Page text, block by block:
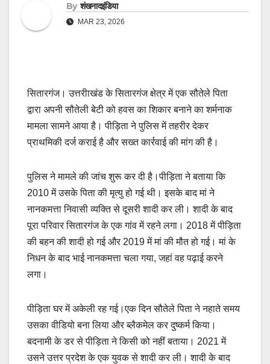
By शंखनादइंडिया
MAR 23, 2026
सितारगंज। उत्तरीाखंड के सितारगंज क्षेत्र में एक सौतेले पिता
द्वारा अपनी सौतेली बेटी को हवस का शिकार बनाने का शर्मनाक
मामला सामने आया है। पीड़िता ने पुलिस में तहरीर देकर
प्राथमिकी दर्ज कराई है और सख्त कार्रवाई की मांग की है।
पुलिस ने मामले की जांच शुरू कर दी है।पीड़िता ने बताया कि
2010 में उसके पिता की मृत्यु हो गई थी। इसके बाद मां ने
नानकमत्ता निवासी व्यक्ति से दूसरी शादी कर ली। शादी के बाद
पूरा परिवार सितारगंज के एक गांव में रहने लगा। 2018 में पीड़िता
की बहन की शादी हो गई और 2019 में मां की मौत हो गई। मां के
निधन के बाद भाई नानकमत्ता चला गया, जहां वह पढ़ाई करने
लगा।
पीड़िता घर में अकेली रह गई।एक दिन सौतेले पिता ने नहाते समय
उसका वीडियो बना लिया और ब्लैकमेल कर दुष्कर्म किया।
बदनामी के डर से पीड़िता ने किसी को नहीं बताया। 2021 में
उसने उत्तर प्रदेश के एक युवक से शादी कर ली। शादी के बाद